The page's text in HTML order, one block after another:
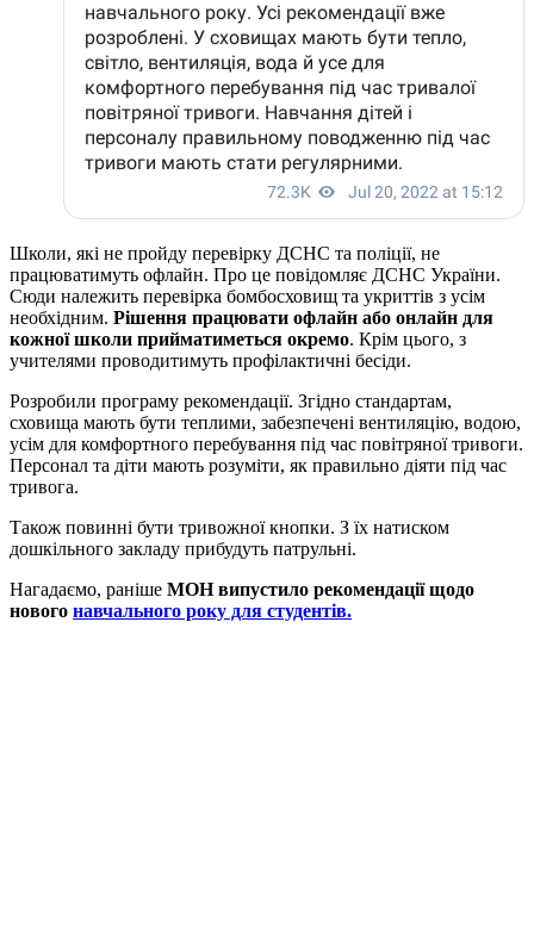
Школи, які не пройду перевірку ДСНС та поліції, не
працюватимуть офлайн. Про це повідомляє ДСНС України.
Сюди належить перевірка бомбосховищ та укриттів з усім
необхідним. Рішення працювати офлайн або онлайн для
кожної школи прийматиметься окремо. Крім цього, з
учителями проводитимуть профілактичні бесіди.
Розробили програму рекомендації. Згідно стандартам,
сховища мають бути теплими, забезпечені вентиляцію, водою,
усім для комфортного перебування під час повітряної тривоги.
Персонал та діти мають розуміти, як правильно діяти під час
тривога.
Також повинні бути тривожної кнопки. З їх натиском
дошкільного закладу прибудуть патрульні.
Нагадаємо, раніше МОН випустило рекомендації щодо
нового навчального року для студентів.